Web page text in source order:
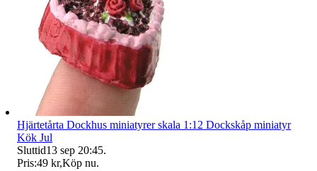
Hjärtetårta Dockhus miniatyrer skala 1:12 Dockskåp miniatyr
Kök Jul
Sluttid13 sep 20:45.
Pris:49 kr,Köp nu.